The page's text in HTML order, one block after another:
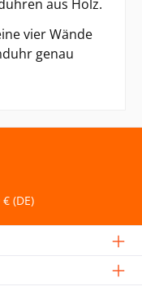
aus Holz.
vier Wände
genau
(DE)